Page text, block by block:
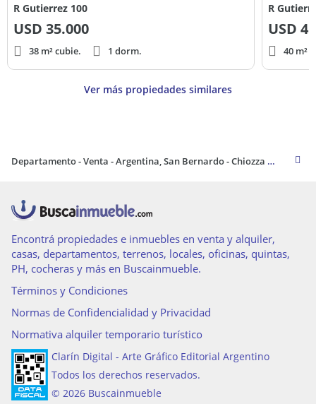
R Gutierrez 100
USD 35.000
38 m² cubie. 1 dorm.
R
USD
40 m²
Ver más propiedades similares
Departamento - Venta - Argentina, San Bernardo - Chiozza 2850
Encontrá propiedades e inmuebles en venta y alquiler,
casas, departamentos, terrenos, locales, oficinas, quintas,
PH, cocheras y más en Buscainmueble.
Términos y Condiciones
Normas de Confidencialidad y Privacidad
Normativa alquiler temporario turístico
Clarín Digital - Arte Gráfico Editorial Argentino
Todos los derechos reservados.
© 2026 Buscainmueble